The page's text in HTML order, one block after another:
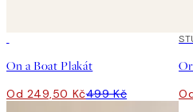
On a Boat Plakát
Od 249,50 Kč499 Kč